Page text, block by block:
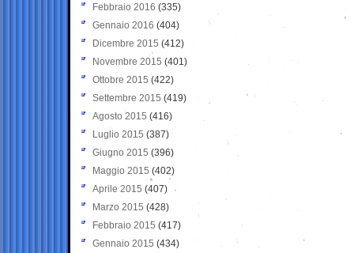
Febbraio 2016 (335)
Gennaio 2016 (404)
Dicembre 2015 (412)
Novembre 2015 (401)
Ottobre 2015 (422)
Settembre 2015 (419)
Agosto 2015 (416)
Luglio 2015 (387)
Giugno 2015 (396)
Maggio 2015 (402)
Aprile 2015 (407)
Marzo 2015 (428)
Febbraio 2015 (417)
Gennaio 2015 (434)